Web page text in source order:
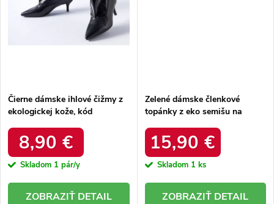
Čierne dámske ihlové čižmy z
ekologickej kože, kód
8,90 €
Skladom 1 pár/y
DETAIL
Zelené dámske členkové
topánky z eko semišu na
zipsom, kód produktu 168-500
GREEN
15,90 €
Skladom 1 ks
DETAIL